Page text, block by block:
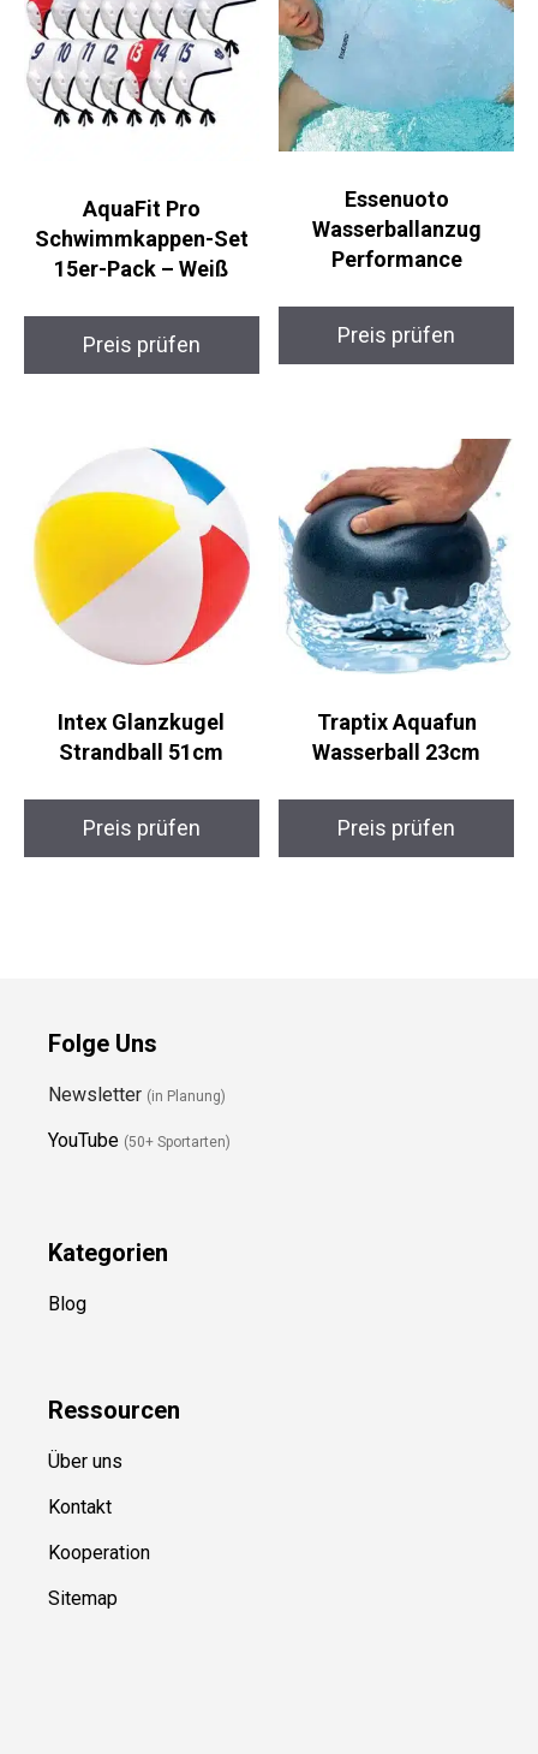
AquaFit Pro
Schwimmkappen-Set
15er-Pack – Weiß
Preis prüfen
Essenuoto
Wasserballanzug
Performance
Preis prüfen
Intex Glanzkugel
Strandball 51cm
Preis prüfen
Traptix Aquafun
Wasserball 23cm
Preis prüfen
Folge Uns
Newsletter (in Planung)
YouTube (50+ Sportarten)
Kategorien
Blog
Ressourcen
Über uns
Kontakt
Kooperation
Sitemap